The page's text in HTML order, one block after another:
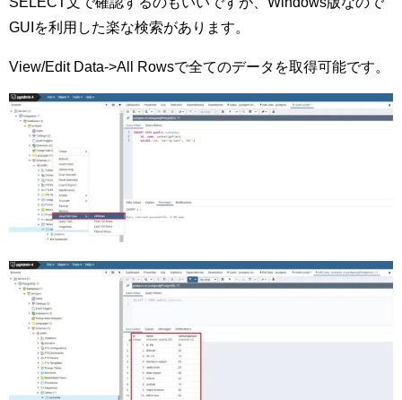
GUIを利用した楽な検索があります。
View/Edit Data->All Rowsで全てのデータを取得可能です。